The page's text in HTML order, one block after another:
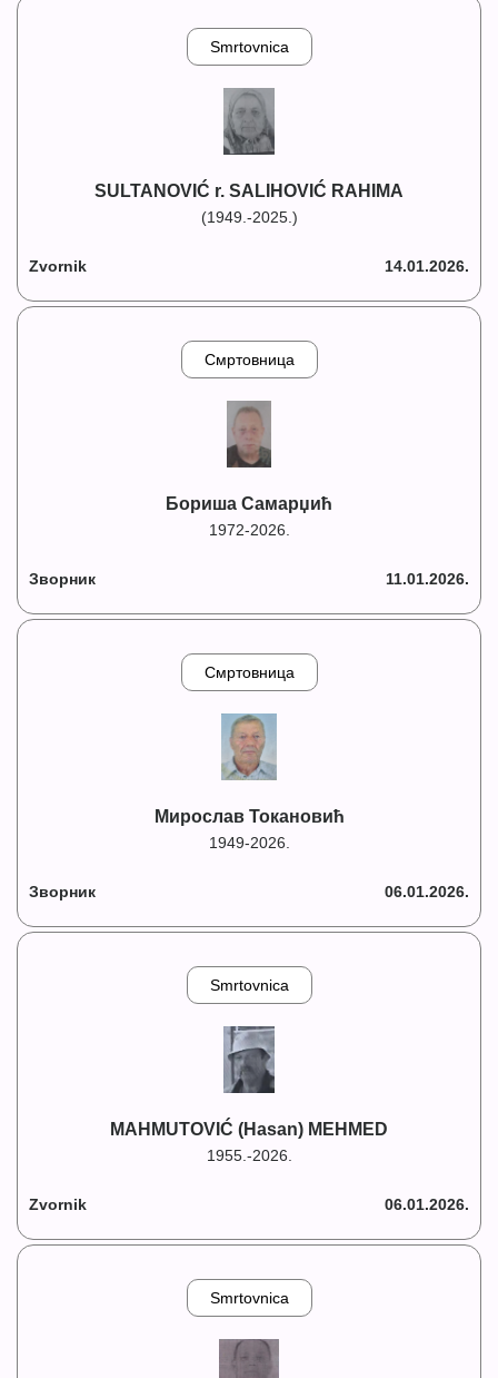
Smrtovnica
SULTANOVIĆ r. SALIHOVIĆ RAHIMA
(1949.-2025.)
Zvornik 14.01.2026.
Смртовница
Бориша Самарџић
1972-2026.
Зворник 11.01.2026.
Смртовница
Мирослав Токановић
1949-2026.
Зворник 06.01.2026.
Smrtovnica
MAHMUTOVIĆ (Hasan) MEHMED
1955.-2026.
Zvornik 06.01.2026.
Smrtovnica